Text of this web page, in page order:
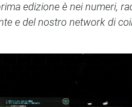
edizione è nei numeri,
e del nostro network di